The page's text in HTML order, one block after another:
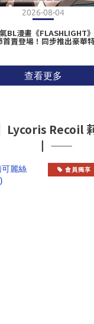
2026-08-04
BL漫畫《FLASHLIGHT
賣登場！同步推出豪華
搶先公開𖤐ˊ˗
查看更多
┃ Lycoris Recoil
┃ ――
會員獨享